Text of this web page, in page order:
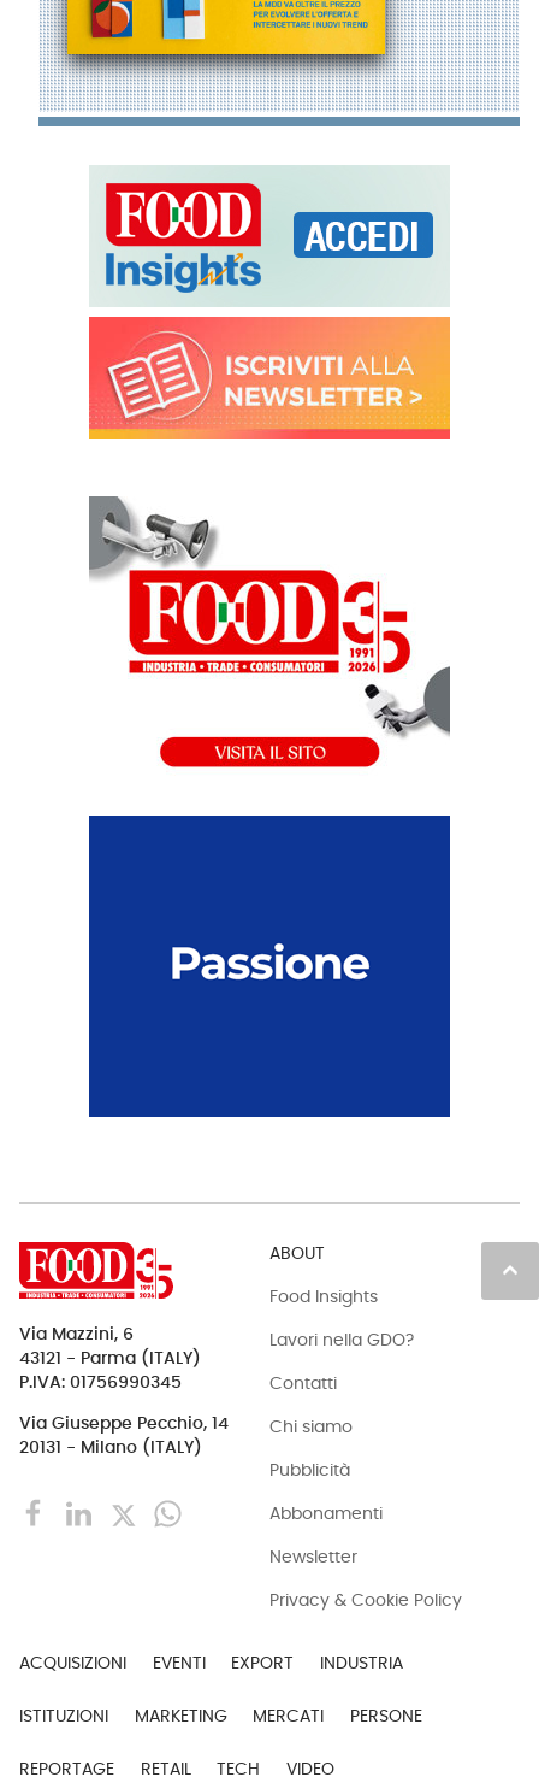
keyboard_arrow_up
Via Mazzini, 6
43121 - Parma (ITALY)
P.IVA: 01756990345
Via Giuseppe Pecchio, 14
20131 - Milano (ITALY)
ABOUT
Food Insights
Lavori nella GDO?
Contatti
Chi siamo
Pubblicità
Abbonamenti
Newsletter
Privacy & Cookie Policy
ACQUISIZIONI EVENTI EXPORT INDUSTRIA
ISTITUZIONI MARKETING MERCATI PERSONE
REPORTAGE RETAIL TECH VIDEO